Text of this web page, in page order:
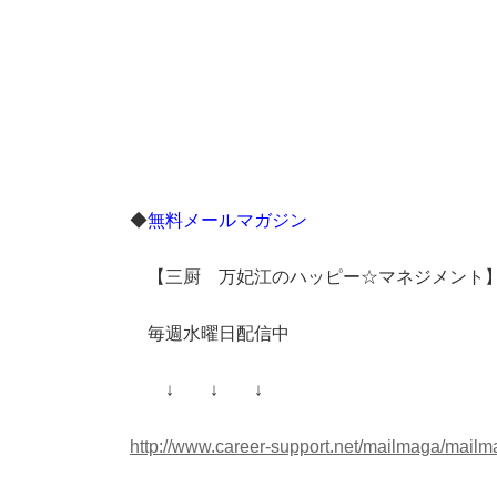
◆無料メールマガジン
【三厨 万妃江のハッピー☆マネジメント】
毎週水曜日配信中
↓ ↓ ↓
http://www.career-support.net/mailmaga/